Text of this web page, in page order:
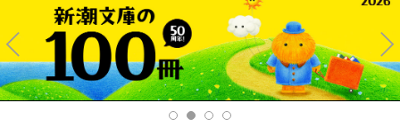
Pre
v
Ne
xt